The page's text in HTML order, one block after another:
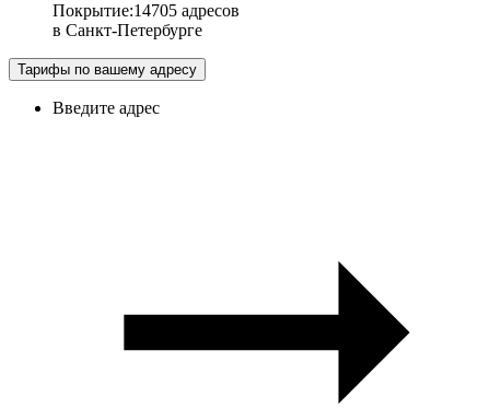
Покрытие:14705 адресов
в Санкт-Петербурге
Тарифы по вашему адресу
Введите адрес